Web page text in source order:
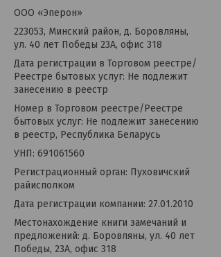
OOO «Эперон»
223053, Минский район, д. Боровляны,
ул. 40 лет Победы 23А, офис 318
Дата регистрации в Торговом реестре/
Реестре бытовых услуг: Не подлежит
занесению в реестр
Номер в Торговом реестре/Реестре
бытовых услуг: Не подлежит занесению
в реестр, Республика Беларусь
УНП: 691061560
Регистрационный орган: Пуховичский
райисполком
Дата регистрации компании: 27.01.2010
Местонахождение книги замечаний и
предложений: д. Боровляны, ул. 40 лет
Победы, 23А, офис 318